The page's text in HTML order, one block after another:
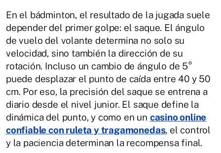
En el bádminton, el resultado de la jugada suele
depender del primer golpe: el saque. El ángulo
de vuelo del volante determina no solo su
velocidad, sino también la dirección de su
rotación. Incluso un cambio de ángulo de 5°
puede desplazar el punto de caída entre 40 y 50
cm. Por eso, la precisión del saque se entrena a
diario desde el nivel junior. El saque define la
dinámica del punto, y como en un casino online
confiable con ruleta y tragamonedas, el control
y la paciencia determinan la recompensa final.